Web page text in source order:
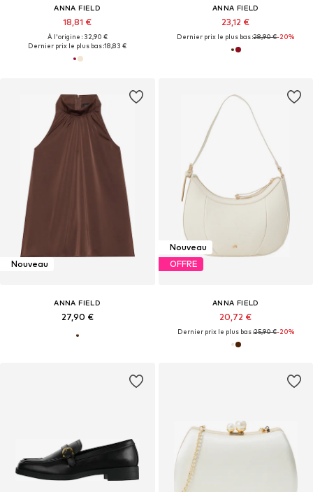
ANNA FIELD
18,81 €
À l'origine : 32,90 €
Dernier prix le plus bas :18,83 €
ANNA FIELD
23,12 €
Dernier prix le plus bas :28,90 €-20%
Nouveau
ANNA FIELD
27,90 €
Nouveau
OFFRE
ANNA FIELD
20,72 €
Dernier prix le plus bas :25,90 €-20%